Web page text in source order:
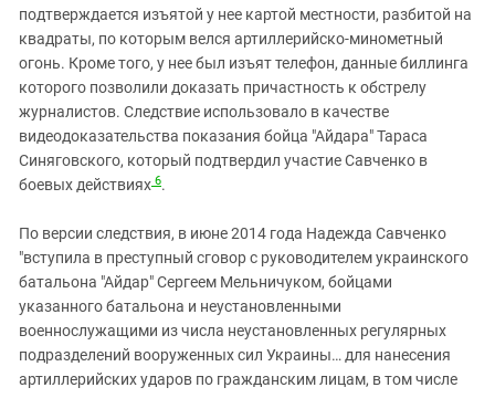
подтверждается изъятой у нее картой местности, разбитой на
квадраты, по которым велся артиллерийско-минометный
огонь. Кроме того, у нее был изъят телефон, данные биллинга
которого позволили доказать причастность к обстрелу
журналистов. Следствие использовало в качестве
видеодоказательства показания бойца "Айдара" Тараса
Синяговского, который подтвердил участие Савченко в
боевых действиях 6.
По версии следствия, в июне 2014 года Надежда Савченко
"вступила в преступный сговор с руководителем украинского
батальона "Айдар" Сергеем Мельничуком, бойцами
указанного батальона и неустановленными
военнослужащими из числа неустановленных регулярных
подразделений вооруженных сил Украины… для нанесения
артиллерийских ударов по гражданским лицам, в том числе